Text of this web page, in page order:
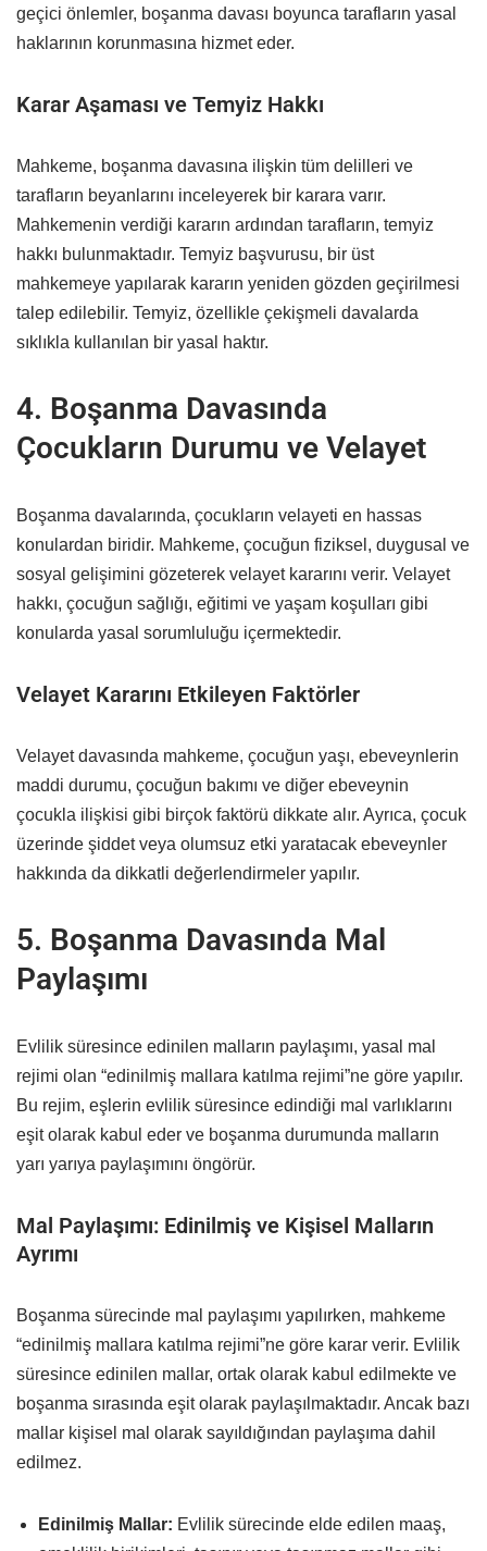
geçici önlemler, boşanma davası boyunca tarafların yasal
haklarının korunmasına hizmet eder.
Karar Aşaması ve Temyiz Hakkı
Mahkeme, boşanma davasına ilişkin tüm delilleri ve
tarafların beyanlarını inceleyerek bir karara varır.
Mahkemenin verdiği kararın ardından tarafların, temyiz
hakkı bulunmaktadır. Temyiz başvurusu, bir üst
mahkemeye yapılarak kararın yeniden gözden geçirilmesi
talep edilebilir. Temyiz, özellikle çekişmeli davalarda
sıklıkla kullanılan bir yasal haktır.
4. Boşanma Davasında
Çocukların Durumu ve Velayet
Boşanma davalarında, çocukların velayeti en hassas
konulardan biridir. Mahkeme, çocuğun fiziksel, duygusal ve
sosyal gelişimini gözeterek velayet kararını verir. Velayet
hakkı, çocuğun sağlığı, eğitimi ve yaşam koşulları gibi
konularda yasal sorumluluğu içermektedir.
Velayet Kararını Etkileyen Faktörler
Velayet davasında mahkeme, çocuğun yaşı, ebeveynlerin
maddi durumu, çocuğun bakımı ve diğer ebeveynin
çocukla ilişkisi gibi birçok faktörü dikkate alır. Ayrıca, çocuk
üzerinde şiddet veya olumsuz etki yaratacak ebeveynler
hakkında da dikkatli değerlendirmeler yapılır.
5. Boşanma Davasında Mal
Paylaşımı
Evlilik süresince edinilen malların paylaşımı, yasal mal
rejimi olan “edinilmiş mallara katılma rejimi”ne göre yapılır.
Bu rejim, eşlerin evlilik süresince edindiği mal varlıklarını
eşit olarak kabul eder ve boşanma durumunda malların
yarı yarıya paylaşımını öngörür.
Mal Paylaşımı: Edinilmiş ve Kişisel Malların
Ayrımı
Boşanma sürecinde mal paylaşımı yapılırken, mahkeme
“edinilmiş mallara katılma rejimi”ne göre karar verir. Evlilik
süresince edinilen mallar, ortak olarak kabul edilmekte ve
boşanma sırasında eşit olarak paylaşılmaktadır. Ancak bazı
mallar kişisel mal olarak sayıldığından paylaşıma dahil
edilmez.
Edinilmiş Mallar: Evlilik sürecinde elde edilen maaş,